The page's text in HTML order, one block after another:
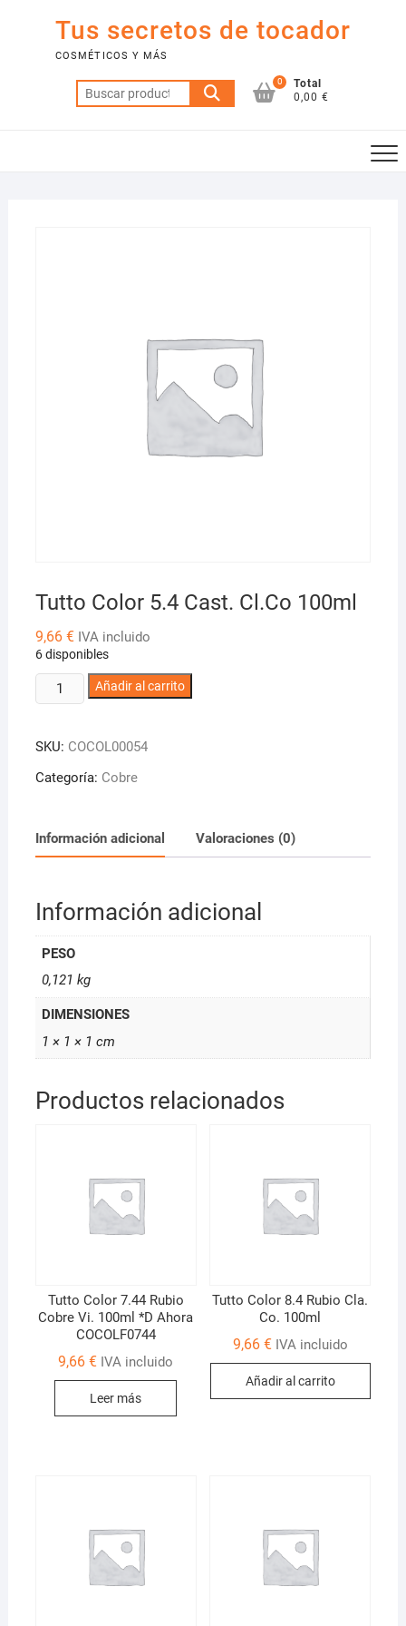
contenido
Tus secretos de tocador
COSMÉTICOS Y MÁS
Buscar
por:
0
Total
0,00 €
Tutto Color 5.4 Cast. Cl.Co 100ml
9,66 € IVA incluido
6 disponibles
Tutto
Color
Cast.
Cl.Co
Añadir al carrito
SKU: COCOL00054
Categoría: Cobre
Información adicional Valoraciones (0)
Información adicional
PESO
0,121 kg
DIMENSIONES
1 × 1 × 1 cm
Productos relacionados
Tutto Color 7.44 Rubio
Cobre Vi. 100ml *D Ahora
COCOLF0744
9,66€ IVA incluido
Leer más
Tutto Color 8.4 Rubio Cla.
Co. 100ml
9,66 € IVA incluido
Añadir al carrito